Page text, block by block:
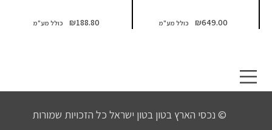
₪649.00
₪188.80
© נכסי הארץ בטון בטון ישראל כל הזכויות שמורות